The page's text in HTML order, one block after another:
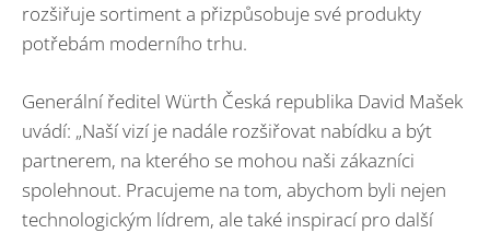
rozšiřuje sortiment a přizpůsobuje své produkty
potřebám moderního trhu.
Generální ředitel Würth Česká republika David Mašek
uvádí: „Naší vizí je nadále rozšiřovat nabídku a být
partnerem, na kterého se mohou naši zákazníci
spolehnout. Pracujeme na tom, abychom byli nejen
technologickým lídrem, ale také inspirací pro další